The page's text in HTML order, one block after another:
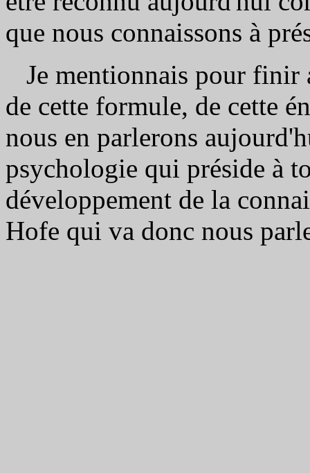
que nous connaissons à
Je mentionnais pour finir
de cette formule, de cette
nous en parlerons
psychologie qui préside à
développement de la
Hofe qui va donc nous